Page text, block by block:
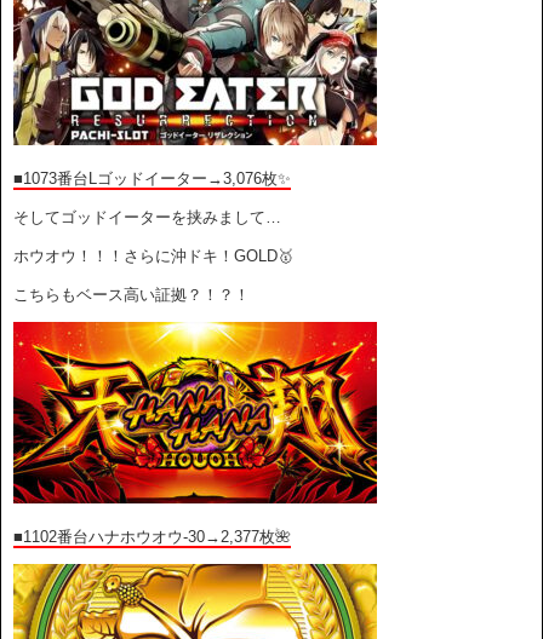
■1073番台Lゴッドイーター→3,076枚✨
そしてゴッドイーターを挟みまして…
ホウオウ！！！さらに沖ドキ！GOLD🥇
こちらもベース高い証拠？！？！
■1102番台ハナホウオウ-30→2,377枚🌺